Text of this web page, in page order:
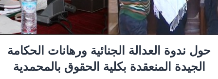
حول ندوة العدالة الجنائية ورهانات الحكامة
الجيدة المنعقدة بكلية الحقوق بالمحمدية